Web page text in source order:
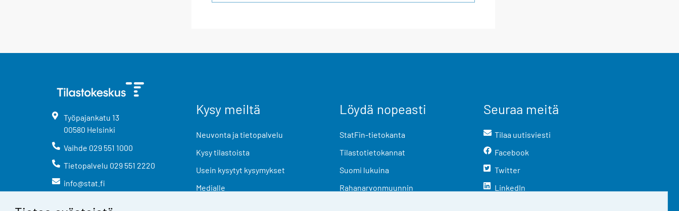
Työpajankatu 13
00580 Helsinki
Vaihde 029 551 1000
Tietopalvelu 029 551 2220
info@stat.fi
Kysy meiltä
Neuvonta ja tietopalvelu
Kysy tilastoista
Usein kysytyt kysymykset
Medialle
Löydä nopeasti
StatFin-tietokanta
Tilastotietokannat
Suomi lukuina
Rahanarvonmuunnin
Seuraa meitä
Tilaa uutisviesti
Facebook
Twitter
LinkedIn